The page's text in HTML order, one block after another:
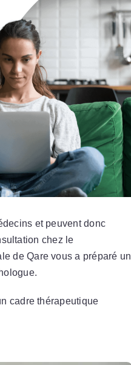
et peuvent donc
chez le
de Qare vous a préparé un
cadre thérapeutique